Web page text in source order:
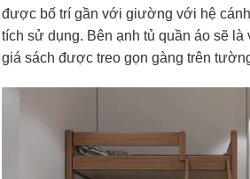
được bố trí gần với giường với hệ
tích sử dụng. Bên ạnh tủ quần áo sẽ là
giá sách được treo gọn gàng trên